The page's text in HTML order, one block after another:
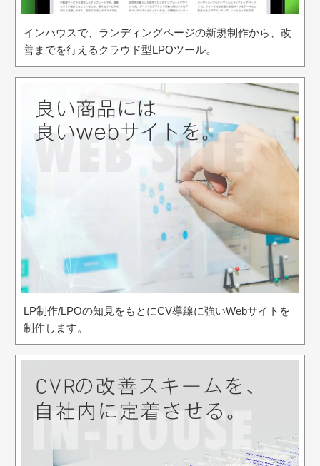
インハウスで、ランディングページの新規制作から、改
善までを行えるクラウド型LPOツール。
LP制作/LPOの知見をもとにCV導線に強いWebサイトを
制作します。